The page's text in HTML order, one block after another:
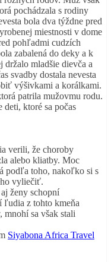
pochádzala s rodiny
bola dva týždne pred
miestnosti v dome
pohľadmi cudzích
zabalená do deky a k
držalo mladšie dievča a
svadby dostala nevesta
výšivkami a korálkami.
patrila mužovmu rodu.
deti, ktoré sa počas
verili, že choroby
alebo kliatby. Moc
podľa toho, nakoľko si s
vyliečiť.
ženy schopní
ľudia z tohto kmeňa
mnohí sa však stali
Siyabona Africa Travel